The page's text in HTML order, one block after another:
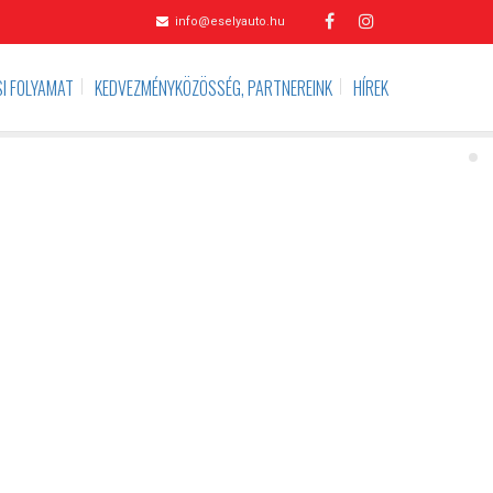
info@eselyauto.hu
FOLYAMAT KEDVEZMÉNYKÖZÖSSÉG, PARTNEREINK HÍREK